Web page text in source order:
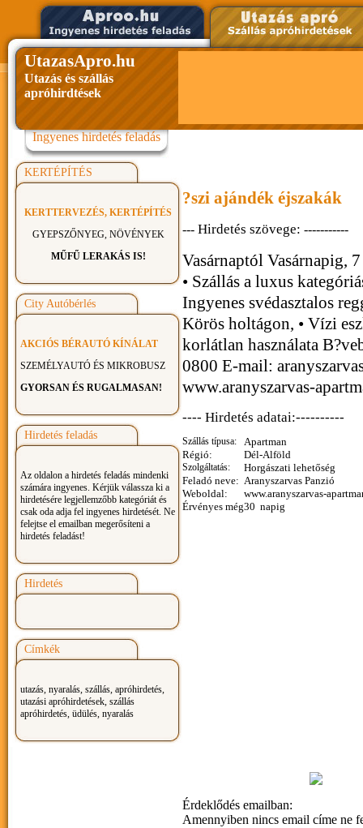
UtazasApro.hu
Utazás és szállás
apróhirdtések
Ingyenes hirdetés feladás
KERTÉPÍTÉS
KERTTERVEZÉS, KERTÉPÍTÉS
GYEPSZŐNYEG, NÖVÉNYEK
MŰFŰ LERAKÁS IS!
City Autóbérlés
AKCIÓS BÉRAUTÓ KÍNÁLAT
SZEMÉLYAUTÓ ÉS MIKROBUSZ
GYORSAN ÉS RUGALMASAN!
Hirdetés feladás
Az oldalon a hirdetés feladás mindenki
számára ingyenes. Kérjük válassza ki a
hirdetésére legjellemzőbb kategóriát és
csak oda adja fel ingyenes hirdetését. Ne
felejtse el emailban megerősíteni a
hirdetés feladást!
Hirdetés
Címkék
utazás, nyaralás, szállás, apróhirdetés,
utazási apróhirdetések, szállás
apróhirdetés, üdülés, nyaralás
?szi ajándék éjszakák
--- Hirdetés szövege: -----------
Vasárnaptól Vasárnapig,
• Szállás a luxus
Ingyenes svédasztalos
Körös holtágon, • Vízi
korlátlan használata
0800 E-mail:
www.aranyszarvas-
---- Hirdetés adatai:----------
Szállás típusa:
Apartman
Régió:
Dél-Alföld
Szolgáltatás:
Horgászati lehetőség
Feladó neve: Aranyszarvas Panzió
Weboldal:
www.aranyszarvas-
Érvényes még30 napig
Érdeklődés emailban:
Amennyiben nincs email címe ne